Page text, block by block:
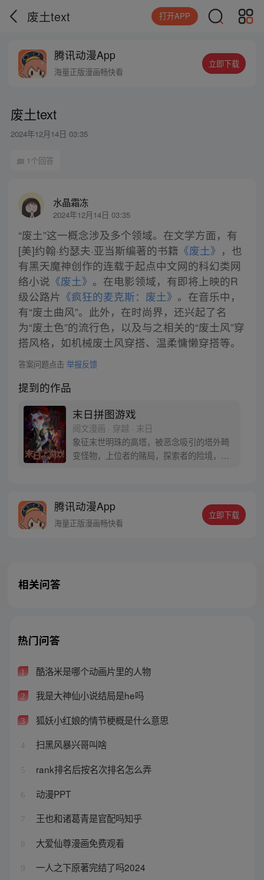
废土text 打开APP
腾讯动漫App
海量正版漫画畅快看
立即下载
废土text
2024年12月14日 03:35
1个回答
水晶霜冻
2024年12月14日 03:35
“废土”这一概念涉及多个领域。在文学方面，有
[美]约翰·约瑟夫·亚当斯编著的书籍 《废土》 ，也
有黑天魔神创作的连载于起点中文网的科幻类网
络小说 《废土》 。在电影领域，有即将上映的R
级公路片 《疯狂的麦克斯：废土》 。在音乐中，
有“废土曲风”。此外，在时尚界，还兴起了名
为“废土色”的流行色，以及与之相关的“废土风”穿
搭风格，如机械废土风穿搭、温柔慵懒穿搭等。
答案问题点击 举报反馈
提到的作品
末日拼图游戏
阅文漫画 · 穿越 · 末日
象征末世明珠的高塔，被恶念吸引的塔外畸
变怪物，上位者的赌局，探索者的险境，末
腾讯动漫App
海量正版漫画畅快看
立即下载
相关问答
热门问答
1 酷洛米是哪个动画片里的人物
2 我是大神仙小说结局是he吗
3 狐妖小红娘的情节梗概是什么意思
4 扫黑风暴兴哥叫啥
5 rank排名后按名次排名怎么弄
6 动漫PPT
7 王也和诸葛青是官配吗知乎
8 大爱仙尊漫画免费观看
9 一人之下原著完结了吗2024